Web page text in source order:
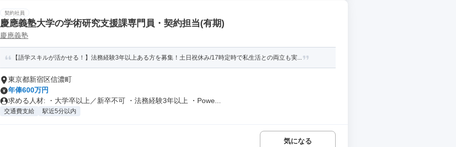
契約社員
慶應義塾大学の学術研究支援課専門員・契約担当(有期)
慶應義塾
【語学スキルが活かせる！】法務経験3年以上ある方を募集！土日祝休み/17時定時で私生活との両立も実...
東京都新宿区信濃町
年俸600万円
求める人材: ・大学卒以上／新卒不可 ・法務経験3年以上 ・Powe...
交通費支給 駅近5分以内
気になる